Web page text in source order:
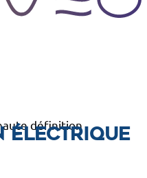
définition
électrique